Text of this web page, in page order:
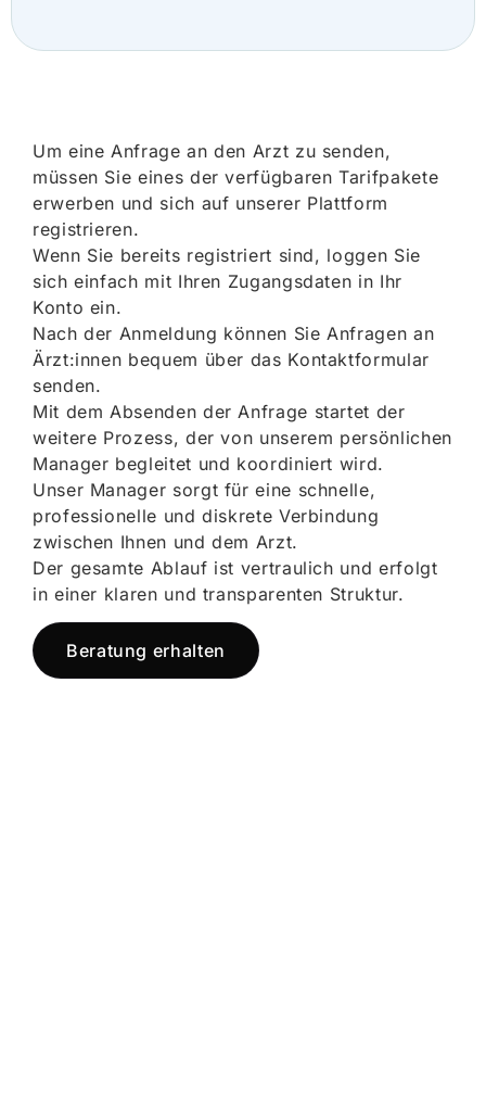
Um eine Anfrage an den Arzt zu senden,
müssen Sie eines der verfügbaren Tarifpakete
erwerben und sich auf unserer Plattform
registrieren.
Wenn Sie bereits registriert sind, loggen Sie
sich einfach mit Ihren Zugangsdaten in Ihr
Konto ein.
Nach der Anmeldung können Sie Anfragen an
Ärzt:innen bequem über das Kontaktformular
senden.
Mit dem Absenden der Anfrage startet der
weitere Prozess, der von unserem persönlichen
Manager begleitet und koordiniert wird.
Unser Manager sorgt für eine schnelle,
professionelle und diskrete Verbindung
zwischen Ihnen und dem Arzt.
Der gesamte Ablauf ist vertraulich und erfolgt
in einer klaren und transparenten Struktur.
Beratung erhalten